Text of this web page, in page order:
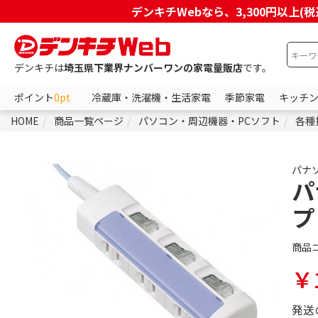
デンキチWebなら、3,300円以上(
デンキチは埼玉県下業界ナンバーワンの家電量販店です。
ポイント0pt 冷蔵庫・洗濯機・生活家電 季節家電
キッチ
HOME
商品一覧ページ パソコン・周辺機器・PCソフト 各種
パナ
商品
発送